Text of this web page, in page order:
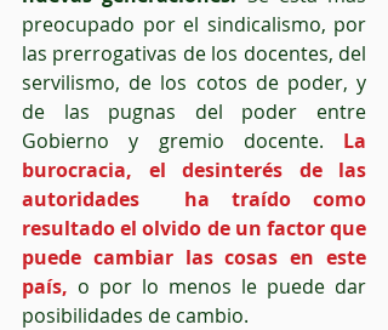
preocupado por el sindicalismo, por
las prerrogativas de los docentes, del
servilismo, de los cotos de poder, y
de las pugnas del poder entre
Gobierno y gremio docente. La
burocracia, el desinterés de las
autoridades  ha traído como
resultado el olvido de un factor que
puede cambiar las cosas en este
país, o por lo menos le puede dar
posibilidades de cambio.